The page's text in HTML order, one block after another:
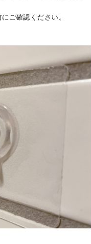
ご確認ください。